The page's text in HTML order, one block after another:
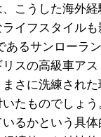
こうした海外経
イフスタイルも
あるサンローラ
スの高級車ア
さに洗練され
たものでしょ
るかという具